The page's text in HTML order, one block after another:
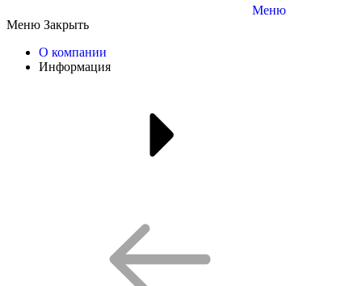
Меню
Меню Закрыть
О компании
Информация